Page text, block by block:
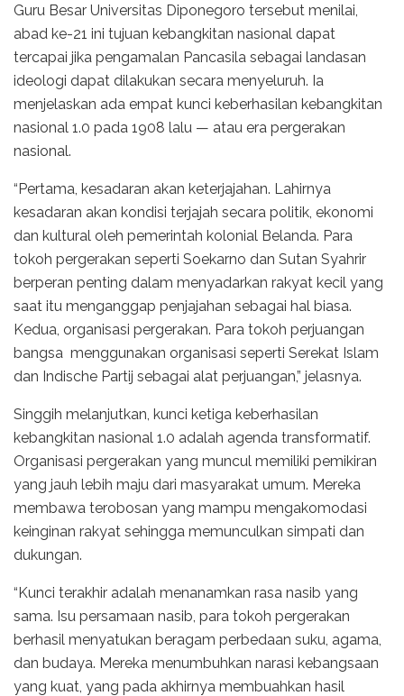
Guru Besar Universitas Diponegoro tersebut menilai,
abad ke-21 ini tujuan kebangkitan nasional dapat
tercapai jika pengamalan Pancasila sebagai landasan
ideologi dapat dilakukan secara menyeluruh. Ia
menjelaskan ada empat kunci keberhasilan kebangkitan
nasional 1.0 pada 1908 lalu — atau era pergerakan
nasional.
“Pertama, kesadaran akan keterjajahan. Lahirnya
kesadaran akan kondisi terjajah secara politik, ekonomi
dan kultural oleh pemerintah kolonial Belanda. Para
tokoh pergerakan seperti Soekarno dan Sutan Syahrir
berperan penting dalam menyadarkan rakyat kecil yang
saat itu menganggap penjajahan sebagai hal biasa.
Kedua, organisasi pergerakan. Para tokoh perjuangan
bangsa menggunakan organisasi seperti Serekat Islam
dan Indische Partij sebagai alat perjuangan,” jelasnya.
Singgih melanjutkan, kunci ketiga keberhasilan
kebangkitan nasional 1.0 adalah agenda transformatif.
Organisasi pergerakan yang muncul memiliki pemikiran
yang jauh lebih maju dari masyarakat umum. Mereka
membawa terobosan yang mampu mengakomodasi
keinginan rakyat sehingga memunculkan simpati dan
dukungan.
“Kunci terakhir adalah menanamkan rasa nasib yang
sama. Isu persamaan nasib, para tokoh pergerakan
berhasil menyatukan beragam perbedaan suku, agama,
dan budaya. Mereka menumbuhkan narasi kebangsaan
yang kuat, yang pada akhirnya membuahkan hasil